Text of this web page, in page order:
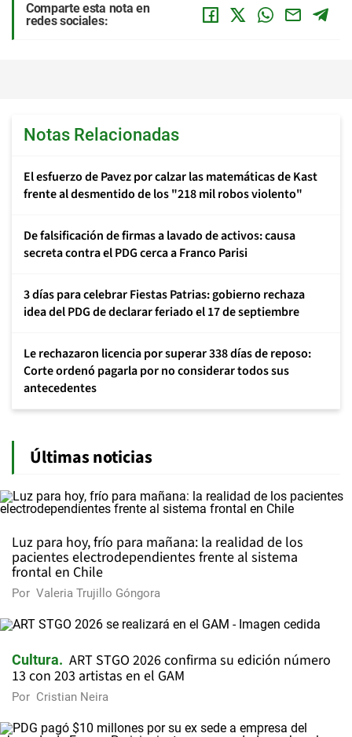
Comparte esta nota en
redes sociales:
Notas Relacionadas
El esfuerzo de Pavez por calzar las matemáticas de Kast
frente al desmentido de los "218 mil robos violento"
De falsificación de firmas a lavado de activos: causa
secreta contra el PDG cerca a Franco Parisi
3 días para celebrar Fiestas Patrias: gobierno rechaza
idea del PDG de declarar feriado el 17 de septiembre
Le rechazaron licencia por superar 338 días de reposo:
Corte ordenó pagarla por no considerar todos sus
antecedentes
Últimas noticias
Luz para hoy, frío para mañana: la realidad de los
pacientes electrodependientes frente al sistema
frontal en Chile
Por Valeria Trujillo Góngora
Cultura
ART STGO 2026 confirma su edición número
13 con 203 artistas en el GAM
Por Cristian Neira